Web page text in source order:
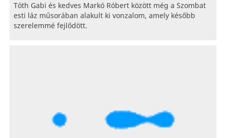
Tóth Gabi és kedves Markó Róbert között még a Szombat
esti láz műsorában alakult ki vonzalom, amely később
szerelemmé fejlődött.